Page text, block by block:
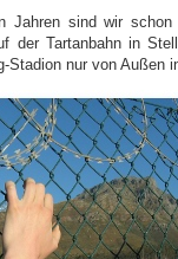
Jahren sind wir
der Tartanbahn in
Stadion nur von Außen